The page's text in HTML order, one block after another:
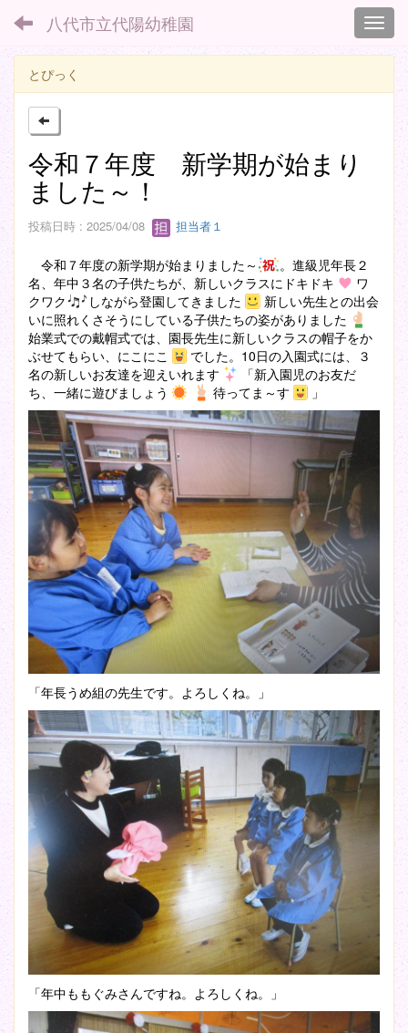
八代市立代陽幼稚園
とぴっく
令和７年度 新学期が始まり
ました～！
投稿日時 : 2025/04/08 担当者１
令和７年度の新学期が始まりました～
。進級児年長２
名、年中３名の子供たちが、新しいクラスにドキドキ
ワ
クワク
しながら登園してきました
新しい先生との出会
いに照れくさそうにしている子供たちの姿がありました
始業式での戴帽式では、園長先生に新しいクラスの帽子をか
ぶせてもらい、にこにこ
でした。10日の入園式には、３
名の新しいお友達を迎えいれます
「新入園児のお友だ
ち、一緒に遊びましょう
待ってま～す 」
「年長うめ組の先生です。よろしくね。」
「年中ももぐみさんですね。よろしくね。」